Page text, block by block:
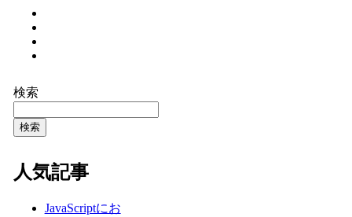
検索
検索
人気記事
JavaScriptにお